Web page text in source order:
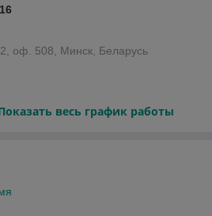
оф. 508, Минск, Беларусь
весь график работы